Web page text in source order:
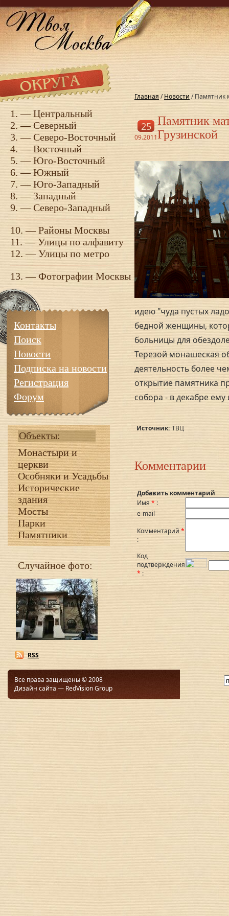
1. —Центральный
2. —Северный
3. —Северо-Восточный
4. —Восточный
5. —Юго-Восточный
6. —Южный
7. —Юго-Западный
8. —Западный
9. —Северо-Западный
10. —Районы Москвы
11. —Улицы по алфавиту
12. —Улицы по метро
13. —Фотографии Москвы
Контакты
Поиск
Новости
Подписка на новости
Регистрация
Форум
Объекты:
Монастыри и
церкви
Особняки и Усадьбы
Исторические
здания
Мосты
Парки
Памятники
Случайное фото:
RSS
Главная /Новости / Памятник
25
09.2011
Памятник
Грузинской
идею "чуда пустых
бедной женщины,
больницы для
Терезой монашеская
деятельность более
открытие памятника
собора - в декабре ему
Источник: ТВЦ
Комментарии
Добавить комментарий
Имя * :
e-mail
Комментарий *
:
Код
подтверждения
*:
Все права защищены © 2008
Дизайн сайта — RedVision Group